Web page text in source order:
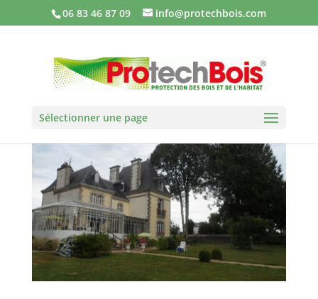
06 83 46 87 09 info@protechbois.com
Sélectionner une page